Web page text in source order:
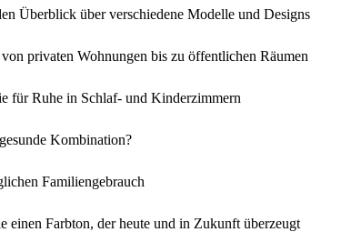
Überblick über verschiedene Modelle und Designs
privaten Wohnungen bis zu öffentlichen Räumen
für Ruhe in Schlaf- und Kinderzimmern
Kombination?
Familiengebrauch
einen Farbton, der heute und in Zukunft überzeugt